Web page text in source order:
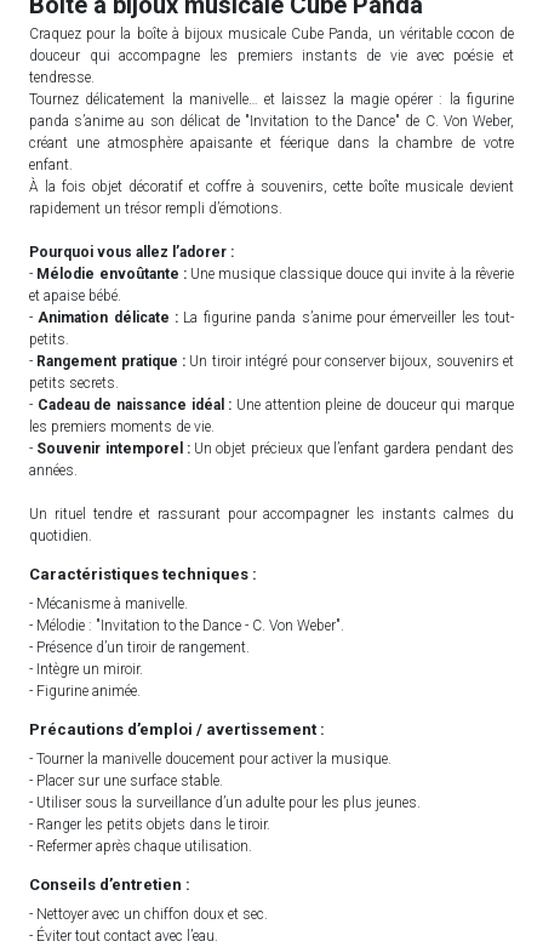
Craquez pour la boîte à bijoux musicale Cube Panda, un véritable cocon de
douceur qui accompagne les premiers instants de vie avec poésie et
tendresse.
Tournez délicatement la manivelle… et laissez la magie opérer : la figurine
panda s’anime au son délicat de "Invitation to the Dance" de C. Von Weber,
créant une atmosphère apaisante et féerique dans la chambre de votre
enfant.
À la fois objet décoratif et coffre à souvenirs, cette boîte musicale devient
rapidement un trésor rempli d’émotions.
Pourquoi vous allez l’adorer :
- Mélodie envoûtante :Une musique classique douce qui invite à la rêverie
et apaise bébé.
-Animation délicate : La figurine panda s’anime pour émerveiller les tout-
petits.
- Rangement pratique : Un tiroir intégré pour conserver bijoux, souvenirs et
petits secrets.
- Cadeau de naissance idéal : Une attention pleine de douceur qui marque
les premiers moments de vie.
- Souvenir intemporel :Un objet précieux que l’enfant gardera pendant des
années.
Un rituel tendre et rassurant pour accompagner les instants calmes du
quotidien.
Caractéristiques techniques :
- Mécanisme à manivelle.
- Mélodie : "Invitation to the Dance - C. Von Weber".
- Présence d’un tiroir de rangement.
- Intègre un miroir.
- Figurine animée.
Précautions d’emploi / avertissement :
- Tourner la manivelle doucement pour activer la musique.
- Placer sur une surface stable.
- Utiliser sous la surveillance d’un adulte pour les plus jeunes.
- Ranger les petits objets dans le tiroir.
- Refermer après chaque utilisation.
Conseils d’entretien :
- Nettoyer avec un chiffon doux et sec.
- Éviter tout contact avec l’eau.